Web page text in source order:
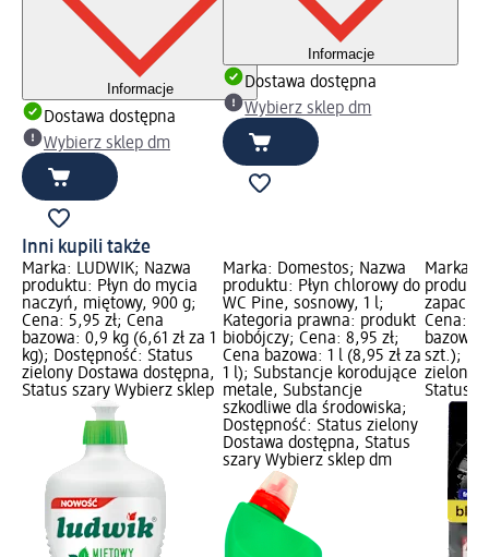
Informacje
Dostawa dostępna
Wybierz sklep dm
Informacje
Dostawa dostępna
Wybierz sklep dm
Inni kupili także
Marka: LUDWIK; Nazwa
produktu: Płyn do mycia
naczyń, miętowy, 900 g;
Cena: 5,95 zł; Cena
bazowa: 0,9 kg (6,61 zł za 1
kg); Dostępność: Status
zielony Dostawa dostępna,
Status szary Wybierz sklep
Marka: Domestos; Nazwa
produktu: Płyn chlorowy do
WC Pine, sosnowy, 1 l;
Kategoria prawna: produkt
biobójczy; Cena: 8,95 zł;
Cena bazowa: 1 l (8,95 zł za
1 l); Substancje korodujące
metale, Substancje
szkodliwe dla środowiska;
Dostępność: Status zielony
Dostawa dostępna, Status
szary Wybierz sklep dm
Marka:
Cena:
bazowa:
szt.);
zielony
Status